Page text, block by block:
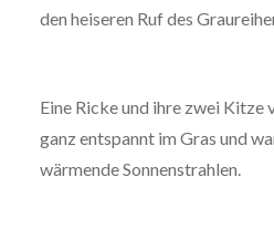
den heiseren Ruf des
Eine Ricke und ihre zwei Kitze
ganz entspannt im Gras und
wärmende Sonnenstrahlen.